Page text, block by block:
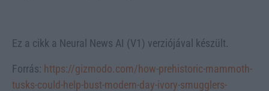
Ez a cikk a Neural News AI (V1) verziójával készült.
Forrás: https://gizmodo.com/how-prehistoric-mammoth-
tusks-could-help-bust-modern-day-ivory-smugglers-